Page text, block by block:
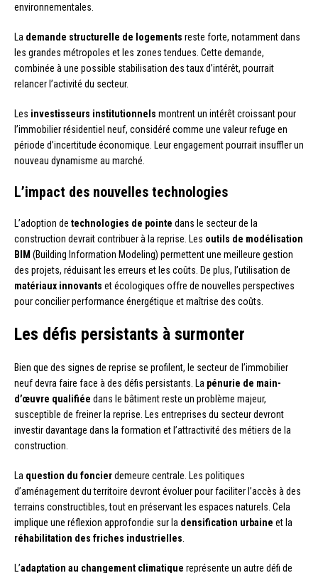
environnementales.
La demande structurelle de logements reste forte, notamment dans
les grandes métropoles et les zones tendues. Cette demande,
combinée à une possible stabilisation des taux d’intérêt, pourrait
relancer l’activité du secteur.
Les investisseurs institutionnels montrent un intérêt croissant pour
l’immobilier résidentiel neuf, considéré comme une valeur refuge en
période d’incertitude économique. Leur engagement pourrait insuffler un
nouveau dynamisme au marché.
L’impact des nouvelles technologies
L’adoption de technologies de pointe dans le secteur de la
construction devrait contribuer à la reprise. Les outils de modélisation
BIM (Building Information Modeling) permettent une meilleure gestion
des projets, réduisant les erreurs et les coûts. De plus, l’utilisation de
matériaux innovants et écologiques offre de nouvelles perspectives
pour concilier performance énergétique et maîtrise des coûts.
Les défis persistants à surmonter
Bien que des signes de reprise se profilent, le secteur de l’immobilier
neuf devra faire face à des défis persistants. La pénurie de main-
d’œuvre qualifiée dans le bâtiment reste un problème majeur,
susceptible de freiner la reprise. Les entreprises du secteur devront
investir davantage dans la formation et l’attractivité des métiers de la
construction.
La question du foncierdemeure centrale. Les politiques
d’aménagement du territoire devront évoluer pour faciliter l’accès à des
terrains constructibles, tout en préservant les espaces naturels. Cela
implique une réflexion approfondie sur la densification urbaine et la
réhabilitation des friches industrielles
L’adaptation au changement climatique représente un autre défi de